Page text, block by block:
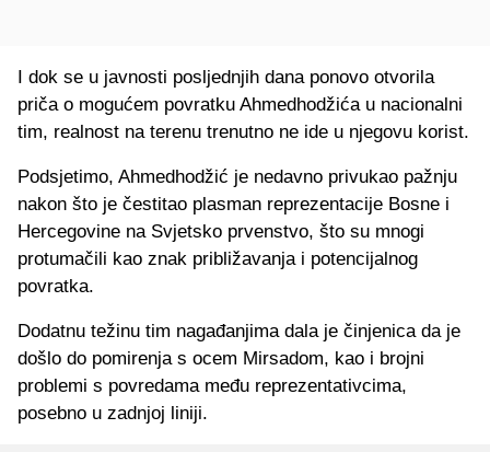
I dok se u javnosti posljednjih dana ponovo otvorila
priča o mogućem povratku Ahmedhodžića u nacionalni
tim, realnost na terenu trenutno ne ide u njegovu korist.
Podsjetimo, Ahmedhodžić je nedavno privukao pažnju
nakon što je čestitao plasman reprezentacije Bosne i
Hercegovine na Svjetsko prvenstvo, što su mnogi
protumačili kao znak približavanja i potencijalnog
povratka.
Dodatnu težinu tim nagađanjima dala je činjenica da je
došlo do pomirenja s ocem Mirsadom, kao i brojni
problemi s povredama među reprezentativcima,
posebno u zadnjoj liniji.